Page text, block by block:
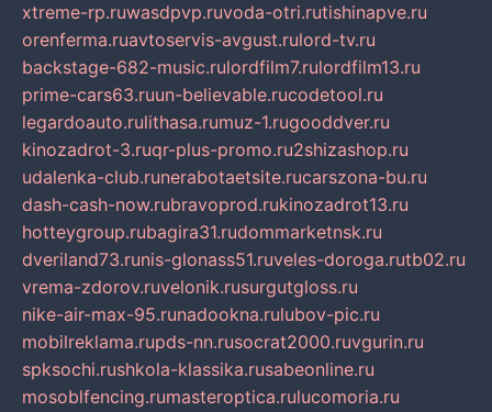
xtreme-rp.ruwasdpvp.ruvoda-otri.rutishinapve.ru
orenferma.ruavtoservis-avgust.rulord-tv.ru
backstage-682-music.rulordfilm7.rulordfilm13.ru
prime-cars63.ruun-believable.rucodetool.ru
legardoauto.rulithasa.rumuz-1.rugooddver.ru
kinozadrot-3.ruqr-plus-promo.ru2shizashop.ru
udalenka-club.runerabotaetsite.rucarszona-bu.ru
dash-cash-now.rubravoprod.rukinozadrot13.ru
hotteygroup.rubagira31.rudommarketnsk.ru
dveriland73.runis-glonass51.ruveles-doroga.rutb02.ru
vrema-zdorov.ruvelonik.rusurgutgloss.ru
nike-air-max-95.runadookna.rulubov-pic.ru
mobilreklama.rupds-nn.rusocrat2000.ruvgurin.ru
spksochi.rushkola-klassika.rusabeonline.ru
mosoblfencing.rumasteroptica.rulucomoria.ru